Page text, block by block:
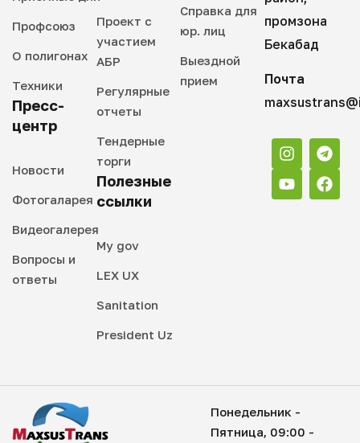
Профсоюз
О полигонах
Техники
Пресс-
центр
Новости
Фотогаларея
Видеогалерея
Вопросы и
ответы
Проект с
участием
АБР
Регулярные
отчеты
Тендерные
торги
Полезные
ссылки
My gov
LEX UX
Sanitation
President Uz
Справка для
юр. лиц
Выездной
прием
промзона
Бекабад
Почта
Понедельник -
Пятница, 09:00 -